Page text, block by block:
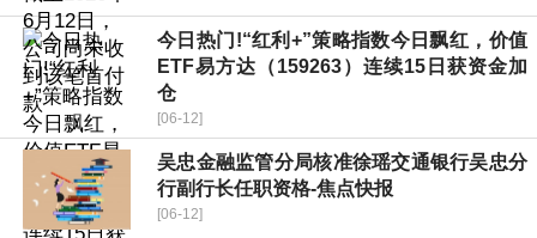
今日热门!“红利+”策略指数今日飘红，价值
ETF易方达（159263）连续15日获资金加
仓
[06-12]
吴忠金融监管分局核准徐瑶交通银行吴忠分
行副行长任职资格-焦点快报
[06-12]